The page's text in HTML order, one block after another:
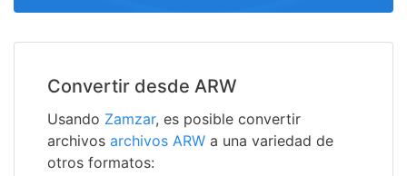
Convertir desde ARW
Usando Zamzar, es posible convertir
archivos archivos ARW a una variedad de
otros formatos: